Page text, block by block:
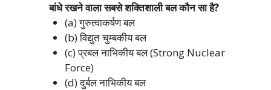
बांधे रखने वाला सबसे शक्तिशाली बल कौन सा है?
(a) गुरुत्वाकर्षण बल
(b) विद्युत चुम्बकीय बल
(c) प्रबल नाभिकीय बल (Strong Nuclear
Force)
(d) दुर्बल नाभिकीय बल